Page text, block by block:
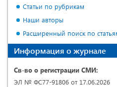
Статьи по рубрикам
Наши авторы
Расширенный поиск по
Информация о журнале
Св-во о регистрации СМИ:
ЭЛ № ФС77-91806 от 17.06.2026